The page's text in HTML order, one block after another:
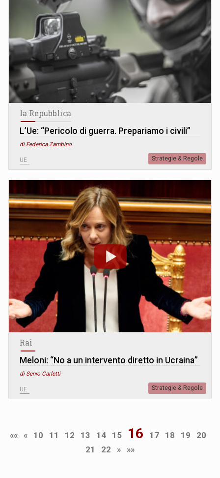
la Repubblica
L’Ue: “Pericolo di guerra. Prepariamo i civili”
di Federica Zambino
UE Strategie & Regole
Rai
Meloni: “No a un intervento diretto in Ucraina”
di Senio Carletti
UE Strategie & Regole
«« « 10 11 12 13 14 15 16 17 18 19
20
21
22 » »»